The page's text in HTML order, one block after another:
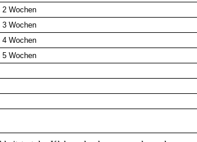
2 Wochen
3 Wochen
4 Wochen
5 Wochen